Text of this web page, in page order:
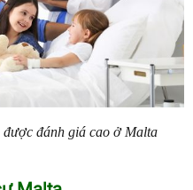
đánh giá cao ở Malta